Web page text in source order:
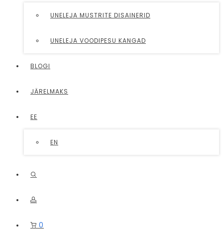
UNELEJA MUSTRITE DISAINERID
UNELEJA VOODIPESU KANGAD
BLOGI
JÄRELMAKS
EE
EN
0